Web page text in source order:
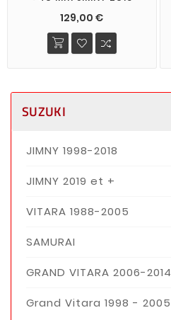
129,00 €
SUZUKI
JIMNY 1998-2018
JIMNY 2019 et +
VITARA 1988-2005
SAMURAI
GRAND VITARA 2006-2014
Grand Vitara 1998 - 2005